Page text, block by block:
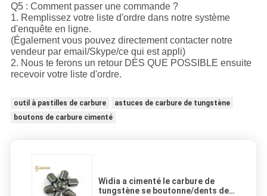
Q5 : Comment passer une commande ?
1. Remplissez votre liste d'ordre dans notre système
d'enquête en ligne.
(Également vous pouvez directement contacter notre
vendeur par email/Skype/ce qui est appli)
2. Nous te ferons un retour DÈS QUE POSSIBLE ensuite
recevoir votre liste d'ordre.
outil à pastilles de carbure
astuces de carbure de tungstène
boutons de carbure cimenté
Widia a cimenté le carbure de
tungstène se boutonne/dents de